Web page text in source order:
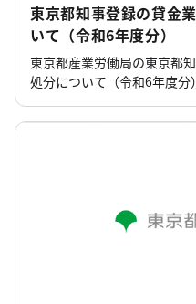
東京都知事登録の貸金
いて（令和6年度分）
東京都産業労働局の東京都
処分について（令和6年度